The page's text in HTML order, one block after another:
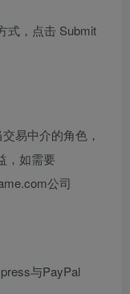
式，点击 Submit
易中介的角色，
，如需要
公司
与PayPal